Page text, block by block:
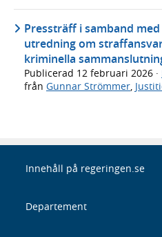
Pressträff i samband
utredning om
kriminella
Publicerad 12 februari 2026 ·
från Gunnar Strömmer
Innehåll på regeringen.se
Departement